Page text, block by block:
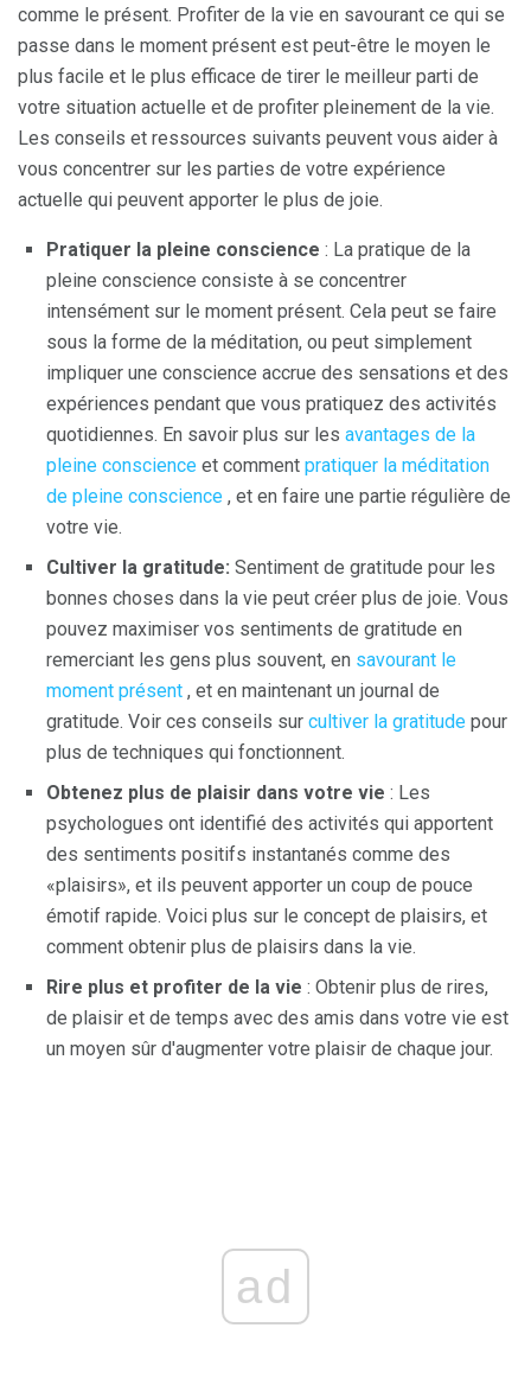
comme le présent. Profiter de la vie en savourant ce qui se
passe dans le moment présent est peut-être le moyen le
plus facile et le plus efficace de tirer le meilleur parti de
votre situation actuelle et de profiter pleinement de la vie.
Les conseils et ressources suivants peuvent vous aider à
vous concentrer sur les parties de votre expérience
actuelle qui peuvent apporter le plus de joie.
Pratiquer la pleine conscience : La pratique de la
pleine conscience consiste à se concentrer
intensément sur le moment présent. Cela peut se faire
sous la forme de la méditation, ou peut simplement
impliquer une conscience accrue des sensations et des
expériences pendant que vous pratiquez des activités
quotidiennes. En savoir plus sur les avantages de la
pleine conscience et comment pratiquer la méditation
de pleine conscience , et en faire une partie régulière de
votre vie.
Cultiver la gratitude: Sentiment de gratitude pour les
bonnes choses dans la vie peut créer plus de joie. Vous
pouvez maximiser vos sentiments de gratitude en
remerciant les gens plus souvent, en savourant le
moment présent , et en maintenant un journal de
gratitude. Voir ces conseils sur cultiver la gratitude pour
plus de techniques qui fonctionnent.
Obtenez plus de plaisir dans votre vie : Les
psychologues ont identifié des activités qui apportent
des sentiments positifs instantanés comme des
«plaisirs», et ils peuvent apporter un coup de pouce
émotif rapide. Voici plus sur le concept de plaisirs, et
comment obtenir plus de plaisirs dans la vie.
Rire plus et profiter de la vie : Obtenir plus de rires,
de plaisir et de temps avec des amis dans votre vie est
un moyen sûr d'augmenter votre plaisir de chaque jour.
ad